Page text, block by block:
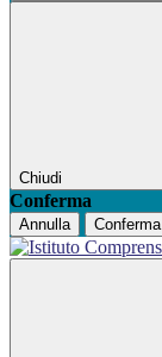
Chiudi
Conferma
Annulla Conferma